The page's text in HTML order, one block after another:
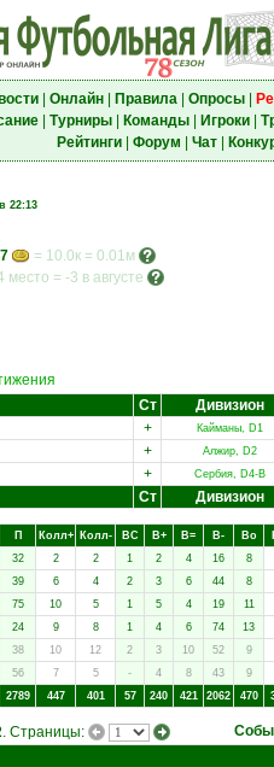
| Онлайн| Правила| Опросы|
| Турниры| Команды| Игроки|
Рейтинги| Форум Чат|
22:13
= 10.0к = 0.01м
место = -3 в августе
Ст Дивизион
+
Кайманы, D1
+
Алжир, D2
+ Сербия, D4-B
Ст Дивизион
П Колл+ Колл- ВC В+ В= В- Вo
32 2 2 1 2 4 16
8
39 6 4 2 3 6 44
8
75 10 5 1 5 4 19
11
24 9 8 1 4 6 74
13
38 10 12 2 3 10 52
9
56 7 5 - 4 8 43
9
2789 447 401 57 240 421 2062 470
. Страницы: